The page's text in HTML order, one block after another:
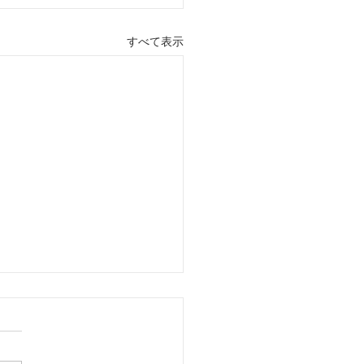
すべて表示